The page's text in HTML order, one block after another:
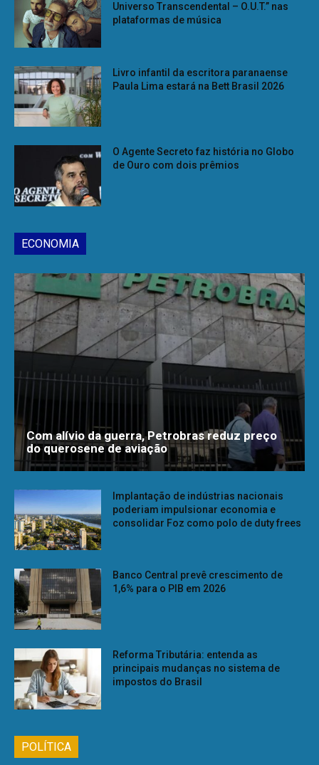
Universo Transcendental – O.U.T.” nas
plataformas de música
Livro infantil da escritora paranaense
Paula Lima estará na Bett Brasil 2026
O Agente Secreto faz história no Globo
de Ouro com dois prêmios
ECONOMIA
Com alívio da guerra, Petrobras reduz preço
do querosene de aviação
Implantação de indústrias nacionais
poderiam impulsionar economia e
consolidar Foz como polo de duty frees
Banco Central prevê crescimento de
1,6% para o PIB em 2026
Reforma Tributária: entenda as
principais mudanças no sistema de
impostos do Brasil
POLÍTICA